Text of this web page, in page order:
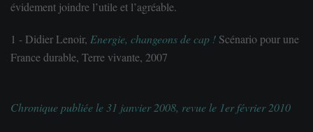
évidement joindre l’utile et l’agréable.
1 - Didier Lenoir, Energie, changeons de cap ! Scénario pour une
France durable, Terre vivante, 2007
Chronique publiée le 31 janvier 2008, revue le 1er février 2010